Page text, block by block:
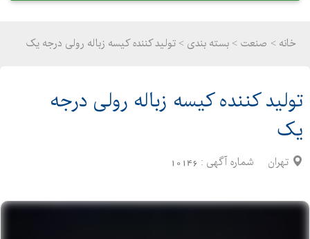
خانه > صنعت > بسته بندی > تولید کننده کیسه زباله رولی درجه یک
تولید کننده کیسه زباله رولی درجه
یک
تهران شماره آگهی : 10146